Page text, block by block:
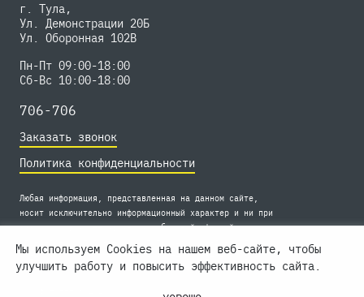
Мы используем Cookies на нашем веб-сайте, чтобы
улучшить работу и повысить эффективность сайта.
Любая информация, представленная на данном сайте,
носит исключительно информационный характер и ни при
каких условиях не является публичной офертой,
определяемой положениями статьи 437 Гражданского
кодекса РФ. Подробности узнавайте в отделе продаж.
г. Тула,
Ул. Демонстрации 20Б
Ул. Оборонная 102В
Пн-Пт 09:00-18:00
Сб-Вс 10:00-18:00
706-706
Заказать звонок
Политика конфиденциальности